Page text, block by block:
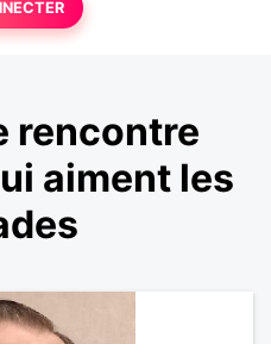
rencontre
aiment les